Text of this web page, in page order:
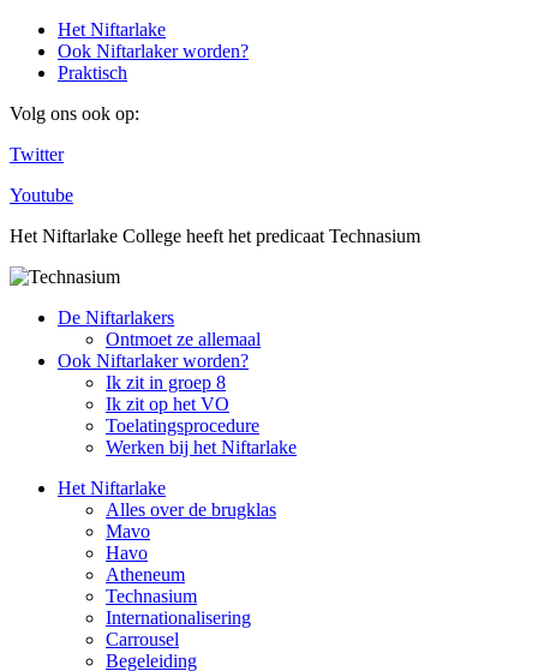
Het Niftarlake
Ook Niftarlaker worden?
Praktisch
Volg ons ook op:
Twitter
Youtube
Het Niftarlake College heeft het predicaat Technasium
De Niftarlakers
Ontmoet ze allemaal
Ook Niftarlaker worden?
Ik zit in groep 8
Ik zit op het VO
Toelatingsprocedure
Werken bij het Niftarlake
Het Niftarlake
Alles over de brugklas
Mavo
Havo
Atheneum
Technasium
Internationalisering
Carrousel
Begeleiding